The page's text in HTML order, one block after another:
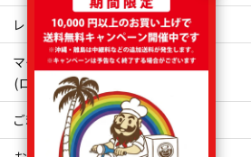
レビュー・口コミ 一覧ページ
マイアカウント
(ログイン/新規会員登録)
ご利用ガイド